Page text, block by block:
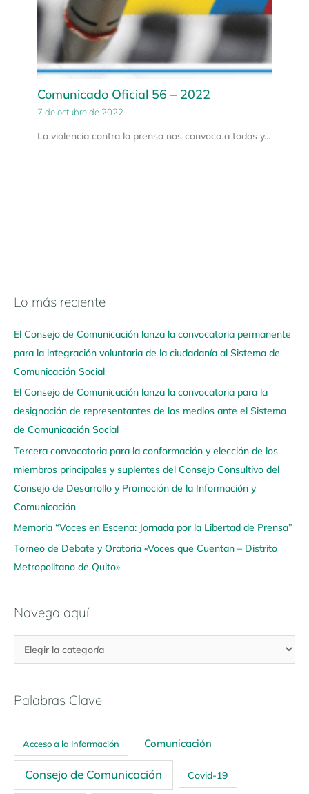
Comunicado Oficial 56 – 2022
7 de octubre de 2022
La violencia contra la prensa nos convoca a todas y…
Lo más reciente
El Consejo de Comunicación lanza la convocatoria permanente
para la integración voluntaria de la ciudadanía al Sistema de
Comunicación Social
El Consejo de Comunicación lanza la convocatoria para la
designación de representantes de los medios ante el Sistema
de Comunicación Social
Tercera convocatoria para la conformación y elección de los
miembros principales y suplentes del Consejo Consultivo del
Consejo de Desarrollo y Promoción de la Información y
Comunicación
Memoria “Voces en Escena: Jornada por la Libertad de Prensa”
Torneo de Debate y Oratoria «Voces que Cuentan – Distrito
Metropolitano de Quito»
Navega aquí
N
v
e
g
a
a
q
u
í
Palabras Clave
Acceso a la Información Comunicación
Consejo de Comunicación Covid-19